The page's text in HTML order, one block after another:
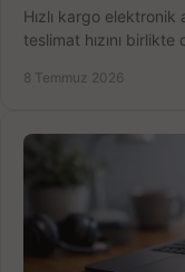
Hızlı kargo
teslimat hızını
8 Temmuz 2026